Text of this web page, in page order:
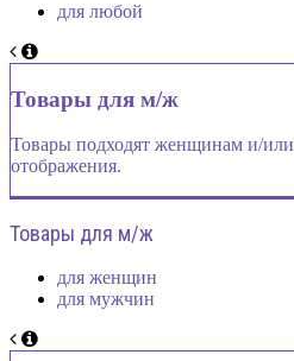
для любой
Товары для м/ж
Товары подходят женщинам и/
отображения.
Товары для м/ж
для женщин
для мужчин